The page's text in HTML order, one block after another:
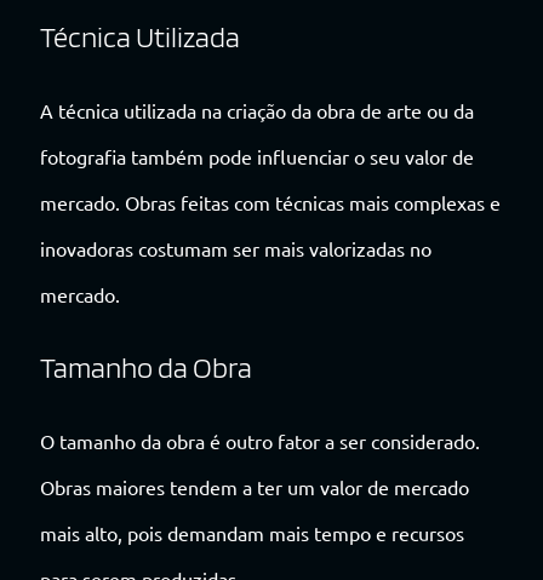
Técnica Utilizada
A técnica utilizada na criação da obra de arte ou da
fotografia também pode influenciar o seu valor de
mercado. Obras feitas com técnicas mais complexas e
inovadoras costumam ser mais valorizadas no
mercado.
Tamanho da Obra
O tamanho da obra é outro fator a ser considerado.
Obras maiores tendem a ter um valor de mercado
mais alto, pois demandam mais tempo e recursos